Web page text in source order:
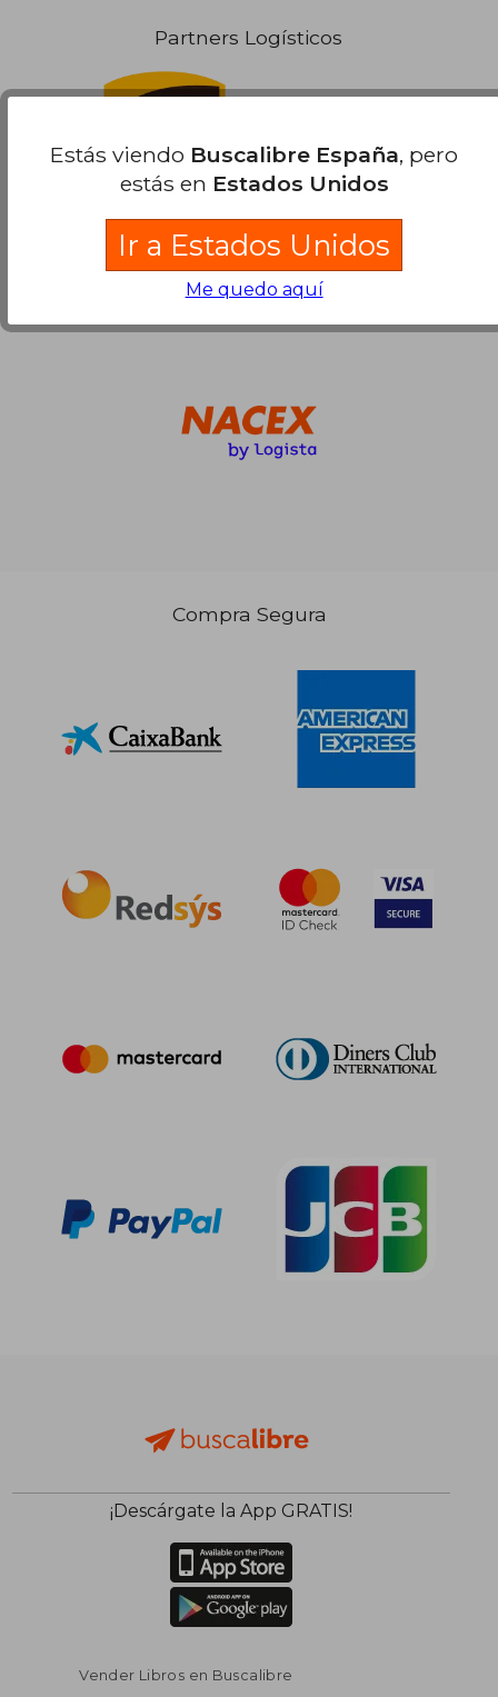
28,38 € dcto.
Partners Logísticos
Compra Segura
¡Descárgate la App GRATIS!
Vender Libros en Buscalibre
Estás viendo Buscalibre España, pero
estás en Estados Unidos
Ir a Estados Unidos
Me quedo aquí